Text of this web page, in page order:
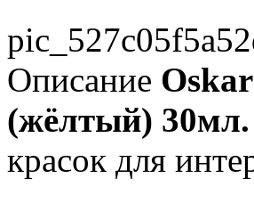
Описание
(жёлтый) 30мл.
красок для